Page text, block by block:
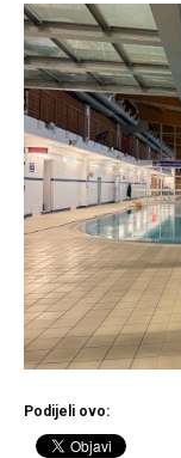
Podijeli ovo: